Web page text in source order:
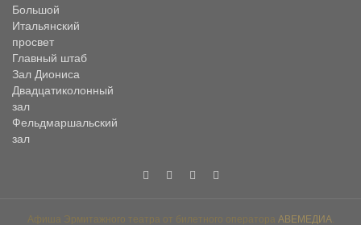
Большой
Итальянский
просвет
Главный штаб
Зал Диониса
Двадцатиколонный
зал
Фельдмаршальский
зал
Афиша Эрмитажного театра от билетного оператора АВЕМЕДИА.